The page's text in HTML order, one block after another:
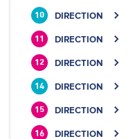
10 DIRECTION
11 DIRECTION
12 DIRECTION
14 DIRECTION
15 DIRECTION
16 DIRECTION